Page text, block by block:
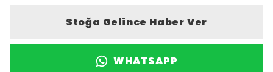
Stoğa Gelince Haber Ver
WHATSAPP